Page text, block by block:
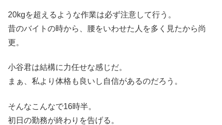
20kgを超えるような作業は必ず注意して行う。
昔のバイトの時から、腰をいわせた人を多く見たから尚
更。
小谷君は結構に力任せな感じだ。
まぁ、私より体格も良いし自信があるのだろう。
そんなこんなで16時半。
初日の勤務が終わりを告げる。